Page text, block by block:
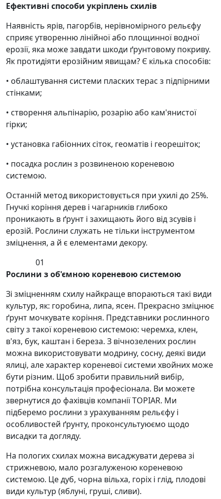
Ефективні способи укріплень схилів
Наявність ярів, пагорбів, нерівномірного рельєфу
сприяє утворенню лінійної або площинної водної
ерозії, яка може завдати шкоди ґрунтовому покриву.
Як протидіяти ерозійним явищам? Є кілька способів:
• облаштування системи пласких терас з підпірними
стінками;
• створення альпінарію, розарію або кам'янистої
гірки;
• установка габіонних сіток, геоматів і георешіток;
• посадка рослин з розвиненою кореневою
системою.
Останній метод використовується при ухилі до 25%.
Гнучкі коріння дерев і чагарників глибоко
проникають в ґрунт і захищають його від зсувів і
ерозій. Рослини служать не тільки інструментом
зміцнення, а й є елементами декору.
01
Рослини з об'ємною кореневою системою
Зі зміцненням схилу найкраще впораються такі види
культур, як: горобина, липа, ясен. Прекрасно зміцнює
ґрунт мочкувате коріння. Представники рослинного
світу з такої кореневою системою: черемха, клен,
в'яз, бук, каштан і береза. З вічнозелених рослин
можна використовувати модрину, сосну, деякі види
ялиці, але характер кореневої системи хвойних може
бути різним. Щоб зробити правильний вибір,
потрібна консультація професіонала. Ви можете
звернутися до фахівців компанії TOPIAR. Ми
підберемо рослини з урахуванням рельєфу і
особливостей ґрунту, проконсультуюємо щодо
висадки та догляду.
На пологих схилах можна висаджувати дерева зі
стрижневою, мало розгалуженою кореневою
системою. Це дуб, чорна вільха, горіх і глід, плодові
види культур (яблуні, груші, сливи).